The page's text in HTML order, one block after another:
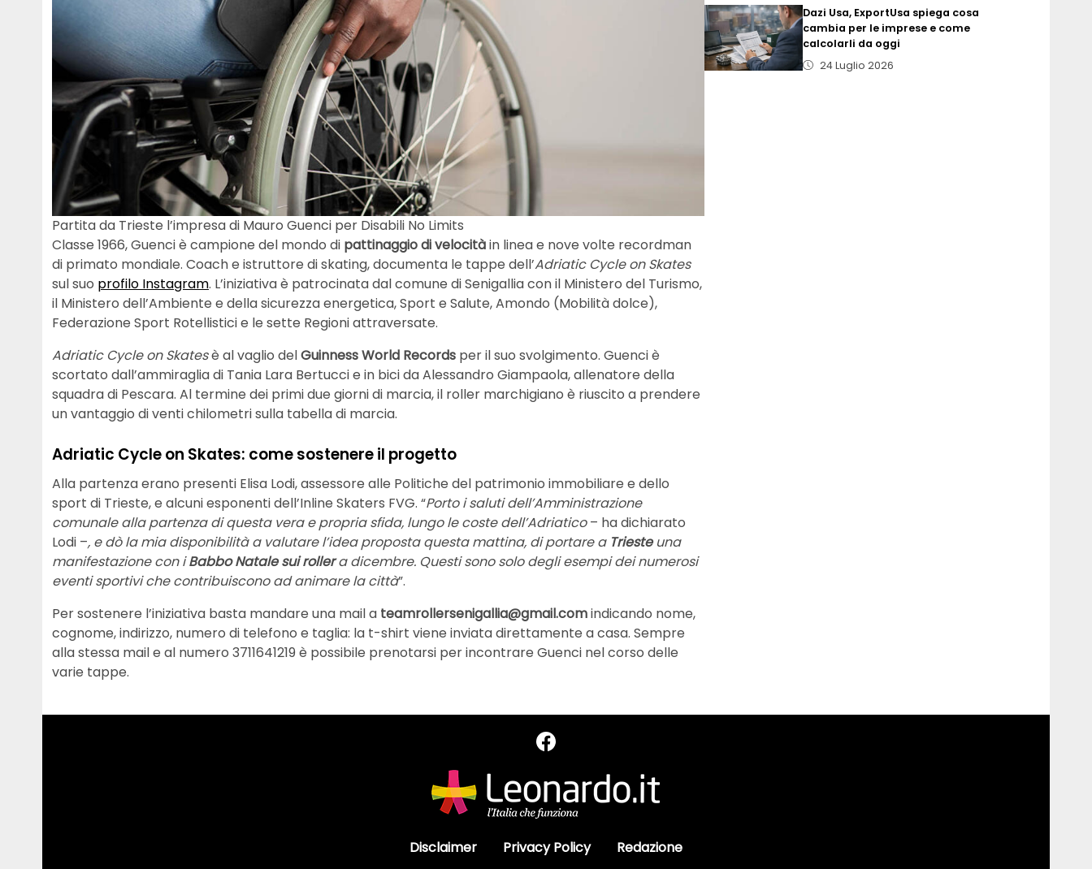
Partita da Trieste l’impresa di Mauro Guenci per Disabili No Limits
Classe 1966, Guenci è campione del mondo di pattinaggio di velocitàin linea e nove volte recordman
di primato mondiale. Coach e istruttore di skating, documenta le tappe dell’Adriatic Cycle on Skates
sul suo profilo Instagram. L’iniziativa è patrocinata dal comune di Senigallia con il Ministero del Turismo,
il Ministero dell’Ambiente e della sicurezza energetica, Sport e Salute, Amondo (Mobilità dolce),
Federazione Sport Rotellistici e le sette Regioni attraversate.
Adriatic Cycle on Skatesè al vaglio delGuinness World Records per il suo svolgimento. Guenci è
scortato dall’ammiraglia di Tania Lara Bertucci e in bici da Alessandro Giampaola, allenatore della
squadra di Pescara. Al termine dei primi due giorni di marcia, il roller marchigiano è riuscito a prendere
un vantaggio di venti chilometri sulla tabella di marcia.
Adriatic Cycle on Skates: come sostenere il progetto
Alla partenza erano presenti Elisa Lodi, assessore alle Politiche del patrimonio immobiliare e dello
sport di Trieste, e alcuni esponenti dell’Inline Skaters FVG. “Porto i saluti dell’Amministrazione
comunale alla partenza di questa vera e propria sfida, lungo le coste dell’Adriatico– ha dichiarato
Lodi –, e dò la mia disponibilità a valutare l’idea proposta questa mattina, di portare a Triesteuna
manifestazione con iBabbo Natale sui rollera dicembre. Questi sono solo degli esempi dei numerosi
eventi sportivi che contribuiscono ad animare la città”.
Per sostenere l’iniziativa basta mandare una mail a teamrollersenigallia@gmail.comindicando nome,
cognome, indirizzo, numero di telefono e taglia: la t-shirt viene inviata direttamente a casa. Sempre
alla stessa mail e al numero 3711641219 è possibile prenotarsi per incontrare Guenci nel corso delle
varie tappe.
Dazi Usa, ExportUsa spiega cosa
cambia per le imprese e come
calcolarli da oggi
24 Luglio 2026
Disclaimer Privacy Policy Redazione